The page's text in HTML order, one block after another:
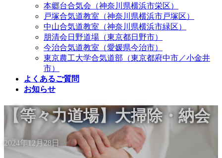
本郷台合気会（神奈川県横浜市栄区）
戸塚合気道教室（神奈川県横浜市戸塚区）
中山合気道教室（神奈川県横浜市緑区）
朋清会日野道場（東京都日野市）
今治合気道教室（愛媛県今治市）
東京農工大学合気道部（東京都府中市／小金井
市）
よくあるご質問
お知らせ
【等々力道場】大掃除・納会
2024年12月28日